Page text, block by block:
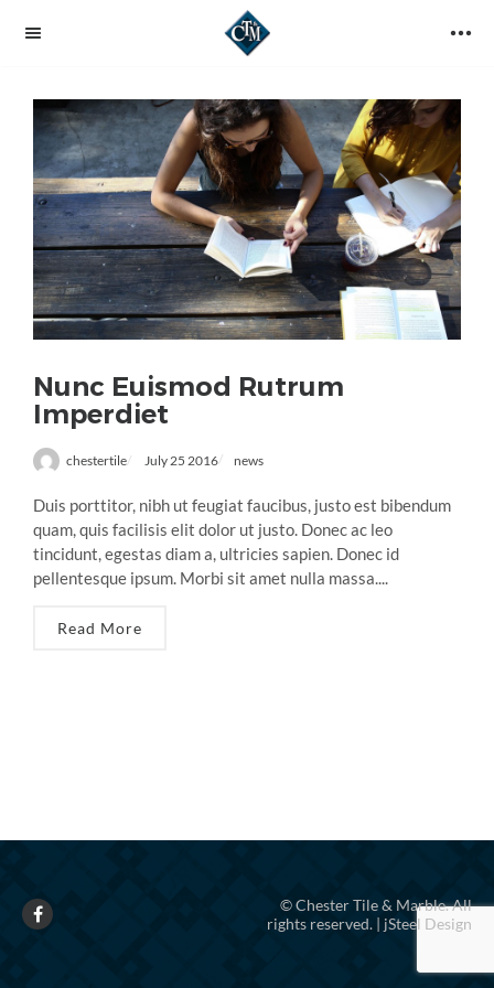
Nunc Euismod Rutrum
Imperdiet
chestertile July 25 2016 news
Duis porttitor, nibh ut feugiat faucibus, justo est bibendum
quam, quis facilisis elit dolor ut justo. Donec ac leo
tincidunt, egestas diam a, ultricies sapien. Donec id
pellentesque ipsum. Morbi sit amet nulla massa....
Read More
© Chester Tile & Marble. All
rights reserved. | jSteel Design